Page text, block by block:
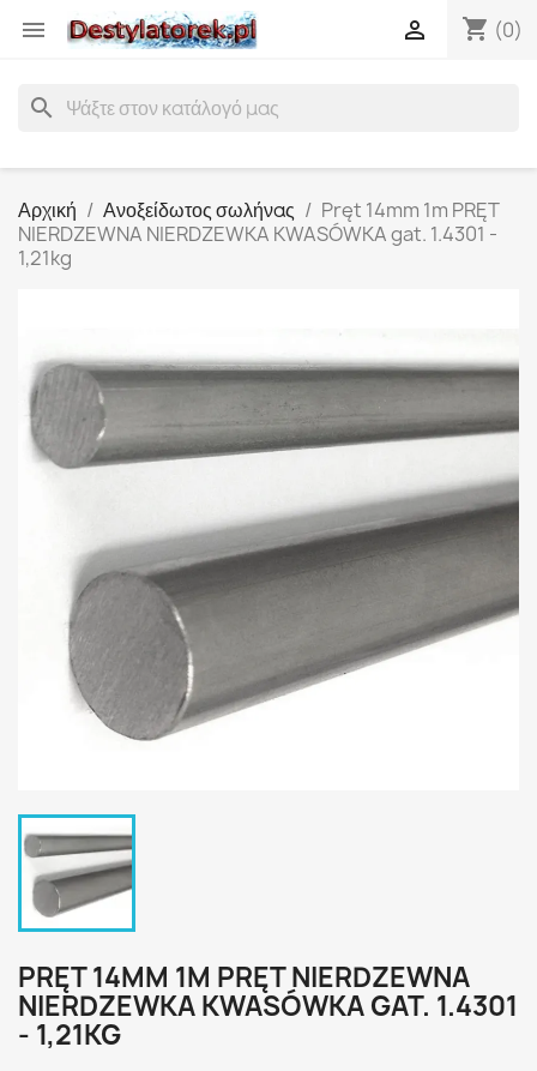
 shopping_cart (0)

search
Αρχική Ανοξείδωτος σωλήνας
Pręt 14mm 1m PRĘT
NIERDZEWNA NIERDZEWKA KWASÓWKA gat. 1.4301 -
1,21kg
PRĘT 14MM 1M PRĘT NIERDZEWNA
NIERDZEWKA KWASÓWKA GAT. 1.4301
- 1,21KG